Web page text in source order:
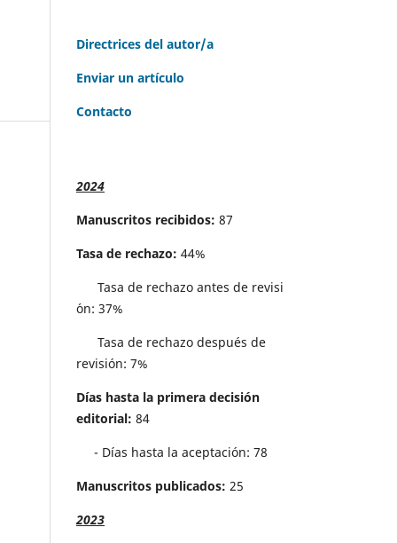
Directrices del autor/a
Enviar un artículo
Contacto
2024
Manuscritos recibidos: 87
Tasa de rechazo: 44%
Tasa de rechazo antes de revisi
´on: 37%
Tasa de rechazo después de
revisión: 7%
Días hasta la primera decisión
editorial: 84
- Días hasta la aceptación: 78
Manuscritos publicados: 25
2023